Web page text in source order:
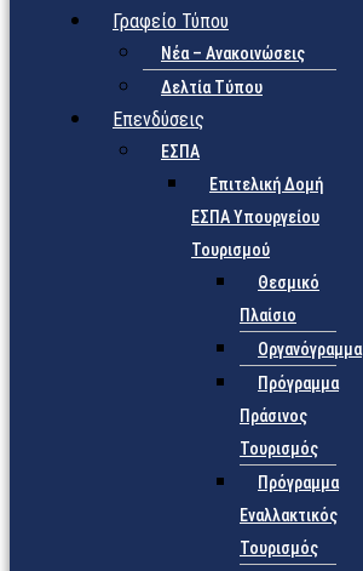
Γραφείο Τύπου
Νέα – Ανακοινώσεις
Δελτία Τύπου
Επενδύσεις
ΕΣΠΑ
Επιτελική Δομή
ΕΣΠΑ Υπουργείου
Τουρισμού
Θεσμικό
Πλαίσιο
Οργανόγραμμα
Πρόγραμμα
Πράσινος
Τουρισμός
Πρόγραμμα
Εναλλακτικός
Τουρισμός